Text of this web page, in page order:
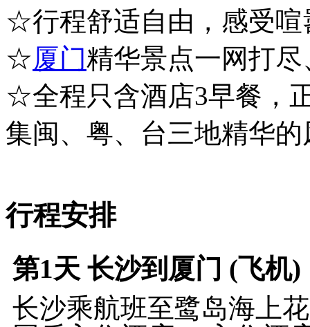
☆行程舒适自由，感受喧
☆厦门精华景点一网打
☆全程只含酒店3早餐，
集闽、粤、台三地精华
行程安排
第1天 长沙到厦门 (飞机)
长沙乘航班至鹭岛海上